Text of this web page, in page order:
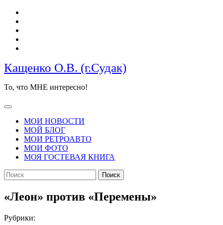
Перейти
содержимому
Кащенко О.В. (г.Судак)
То, что МНЕ интересно!
Кнопка
ОткрытьМОИ НОВОСТИ
МОЙ БЛОГ
МОИ РЕТРОАВТО
МОИ ФОТО
МОЯ ГОСТЕВАЯ КНИГА
КНОПКА
ЗАКРЫТЬ
Найти:
«Леон» против «Перемены»
Рубрики: